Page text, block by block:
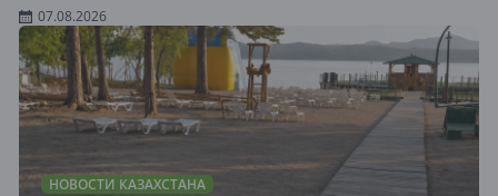
07.08.2026
НОВОСТИ КАЗАХСТАНА